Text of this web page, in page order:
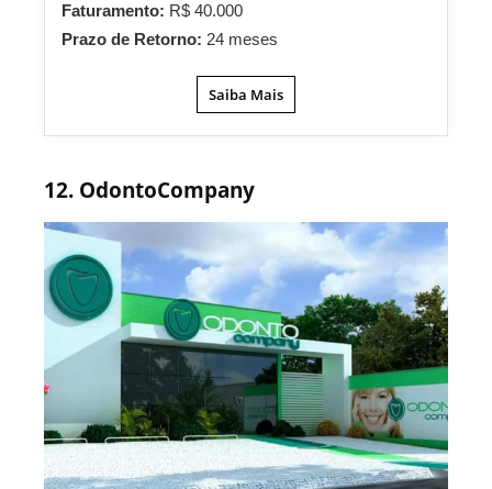
Faturamento: R$ 40.000
Prazo de Retorno: 24 meses
Saiba Mais
12. OdontoCompany